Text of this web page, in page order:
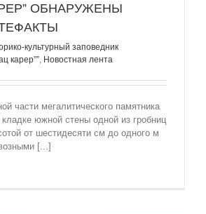
ОБНАРУЖЕНЫ
культурный заповедник
карер”” Новостная лента
части мегалитического памятника
кладке южной стены одной из гробниц
от шестидесяти см до одного м
[...]